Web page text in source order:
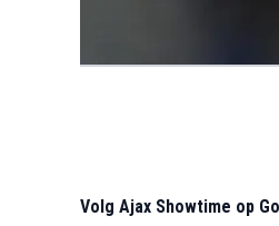
Volg Ajax Showtime op